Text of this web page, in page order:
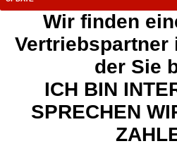
Wir finden
Vertriebspartner
der Sie
ICH BIN
SPRECHEN